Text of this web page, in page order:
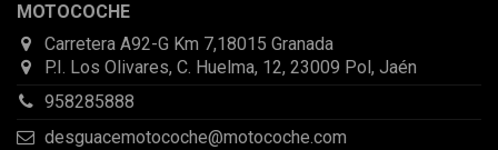
MOTOCOCHE
Carretera A92-G Km 7,18015 Granada
P.I. Los Olivares, C. Huelma, 12, 23009 Pol, Jaén
958285888
desguacemotocoche@motocoche.com